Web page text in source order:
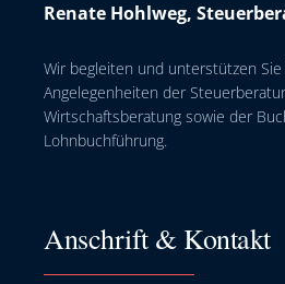
Renate Hohlweg,
Wir begleiten und unterstützen Sie
Angelegenheiten der
Wirtschaftsberatung sowie der
Lohnbuchführung.
Anschrift & Kontakt